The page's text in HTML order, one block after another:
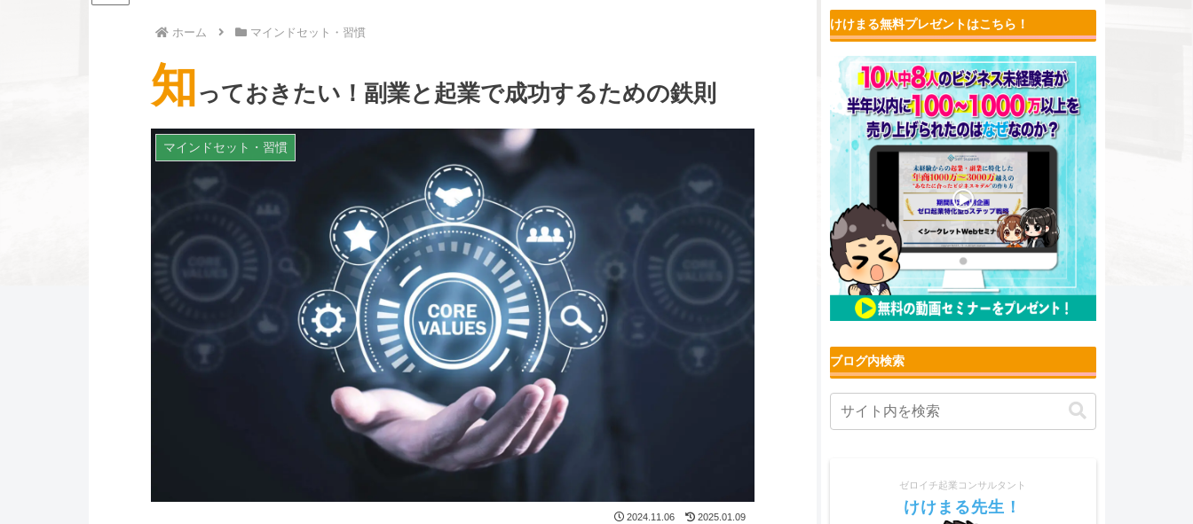
ホーム マインドセット・習慣
知っておきたい！副業と起業で成功するための鉄則
マインドセット・習慣
2024.11.06 2025.01.09
けけまる無料プレゼントはこちら！
ブログ内検索
ゼロイチ起業コンサルタント
けけまる先生！